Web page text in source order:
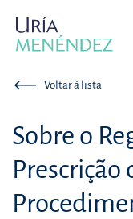
Voltar à lista
Sobre o
Prescrição